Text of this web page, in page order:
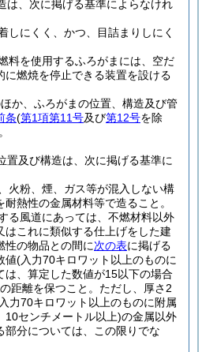
は、次に掲げる基準によらなけれ
しにくく、かつ、目詰まりしにく
料を使用するふろがまには、空だ
に燃焼を停止できる装置を設ける
か、ふろがまの位置、構造及び管
条(第1項第11号及び第12号を除
置及び構造は、次に掲げる基準に
火粉、煙、ガス等が混入しない構
熱性の金属材料等で造ること。
る風道にあっては、不燃材料以外
はこれに類似する仕上げをした建
性の物品との間に次の表に掲げる
値(入力70キロワット以上のものに
は、算定した数値が15以下の場合
距離を保つこと。 ただし、厚さ2
力70キロワット以上のものに附属
10センチメートル以上)の金属以外
部分については、この限りでな